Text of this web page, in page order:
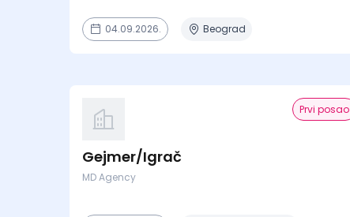
04.09.2026. Beograd
Prvi posao
Gejmer/Igrač
MD Agency